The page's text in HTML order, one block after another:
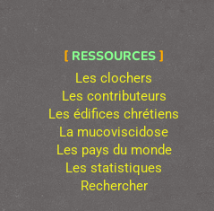
RESSOURCES
Les clochers
Les contributeurs
Les édifices chrétiens
La mucoviscidose
Les pays du monde
Les statistiques
Rechercher